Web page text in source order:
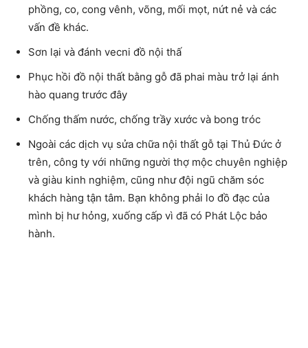
phồng, co, cong vênh, võng, mối mọt, nứt nẻ và các
vấn đề khác.
Sơn lại và đánh vecni đồ nội thấ
Phục hồi đồ nội thất bằng gỗ đã phai màu trở lại ánh
hào quang trước đây
Chống thấm nước, chống trầy xước và bong tróc
Ngoài các dịch vụ sửa chữa nội thất gỗ tại Thủ Đức ở
trên, công ty với những người thợ mộc chuyên nghiệp
và giàu kinh nghiệm, cũng như đội ngũ chăm sóc
khách hàng tận tâm. Bạn không phải lo đồ đạc của
mình bị hư hỏng, xuống cấp vì đã có Phát Lộc bảo
hành.